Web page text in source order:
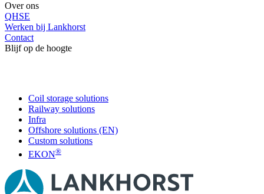
Over ons
QHSE
Werken bij Lankhorst
Contact
Blijf op de hoogte
Coil storage solutions
Railway solutions
Infra
Offshore solutions (EN)
Custom solutions
EKON®